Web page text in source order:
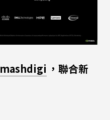
mashdigi ，聯合新